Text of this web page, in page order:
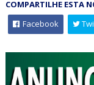
COMPARTILHE ESTA
Facebook